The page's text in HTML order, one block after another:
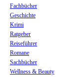
Fachbücher
Geschichte
Krimi
Ratgeber
Reiseführer
Romane
Sachbücher
Wellness & Beauty